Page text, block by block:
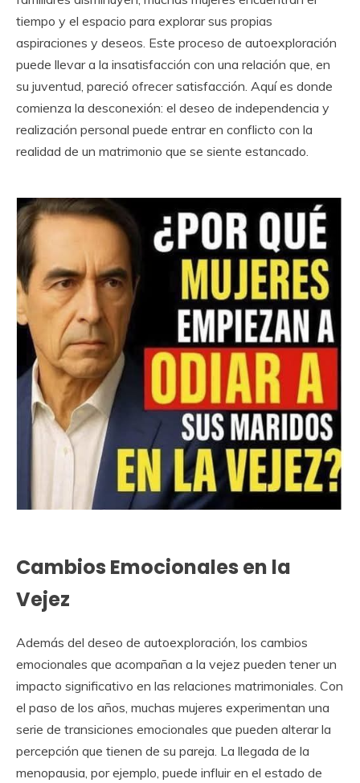
tiempo y el espacio para explorar sus propias
aspiraciones y deseos. Este proceso de autoexploración
puede llevar a la insatisfacción con una relación que, en
su juventud, pareció ofrecer satisfacción. Aquí es donde
comienza la desconexión: el deseo de independencia y
realización personal puede entrar en conflicto con la
realidad de un matrimonio que se siente estancado.
Cambios Emocionales en la
Vejez
Además del deseo de autoexploración, los cambios
emocionales que acompañan a la vejez pueden tener un
impacto significativo en las relaciones matrimoniales. Con
el paso de los años, muchas mujeres experimentan una
serie de transiciones emocionales que pueden alterar la
percepción que tienen de su pareja. La llegada de la
menopausia, por ejemplo, puede influir en el estado de